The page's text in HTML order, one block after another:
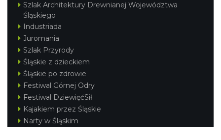
Szlak Architektury Drewnianej Województwa
Śląskiego
Industriada
Juromania
Szlak Przyrody
Śląskie z dzieckiem
Śląskie po zdrowie
Festiwal Górnej Odry
Festiwal DziewięćSił
Kajakiem przez Śląskie
Narty w Śląskim